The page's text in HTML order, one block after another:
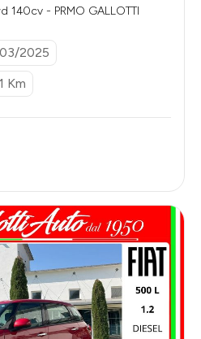
140cv - PRMO GALLOTTI
03/2025
Km